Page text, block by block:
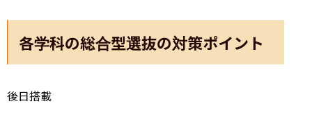
各学科の総合型選抜の対策ポイント
後日搭載